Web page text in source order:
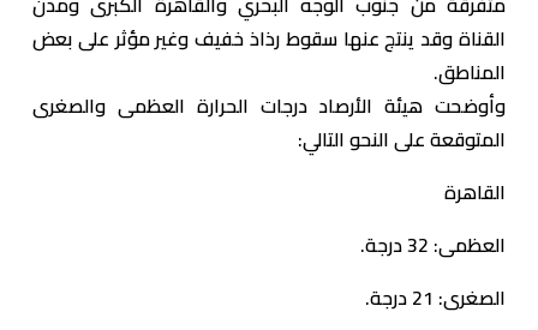
القناة وقد ينتج عنها سقوط رذاذ خفيف وغير مؤثر على بعض
المناطق.
وأوضحت هيئة الأرصاد درجات الحرارة العظمى والصغرى
المتوقعة على النحو التالي:
​القاهرة
العظمى: 32 درجة.
الصغرى: 21 درجة.